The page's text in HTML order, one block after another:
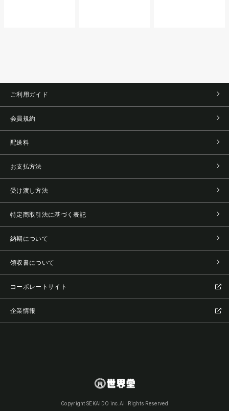
ご利用ガイド
会員規約
配送料
お支払方法
受け渡し方法
特定商取引法に基づく表記
納期について
領収書について
コーポレートサイト
企業情報
Copyright SEKAIDO inc.All Rights Reserved